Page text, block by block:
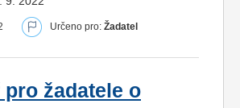
Určeno pro: Žadatel
žadatele o